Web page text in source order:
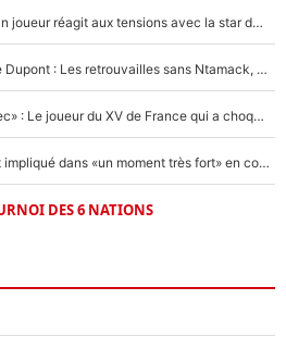
Clash avec Antoine Dupont : Un joueur réagit aux tensions avec la star du XV de France !
Matthieu Jalibert avec Antoine Dupont : Les retrouvailles sans Ntamack, «il y a eu des discussions»
«Il est complètement fou ce mec» : Le joueur du XV de France qui a choqué Matthieu Jalibert !
XV de France : Antoine Dupont impliqué dans «un moment très fort» en coulisses
DES 6 NATIONS